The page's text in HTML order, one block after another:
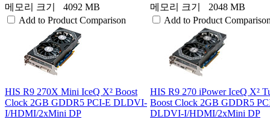
메모리 크기
4092 MB
Add to Product Comparison
메모리 크기
2048 MB
Add to Product
HIS R9 270X Mini IceQ X² Boost
Clock 2GB GDDR5 PCI-E DLDVI-
I/HDMI/2xMini DP
HIS R9 270 iPower IceQ X²
Boost Clock 2GB GDDR5
DLDVI-I/HDMI/2xMini DP